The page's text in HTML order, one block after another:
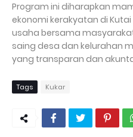
Program ini diharapkan
ekonomi kerakyatan di
usaha bersama
saing desa dan kelurahan
yang transparan dan
Tags Kukar